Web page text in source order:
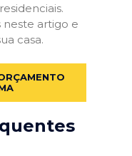
neste artigo e
casa.